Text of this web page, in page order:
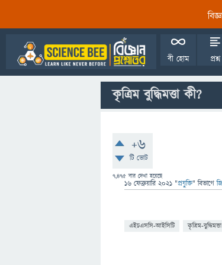
বী হোম প্রশ্ন
কৃত্রিম বুদ্ধিমত্তা কী?
+6
টি ভোট
7,475 বার দেখা হয়েছে
16 ফেব্রুয়ারি 2021 "প্রযুক্তি" বিভাগে
এইচএসসি-আইসিটি কৃত্রিম-বুদ্ধিমত্তা